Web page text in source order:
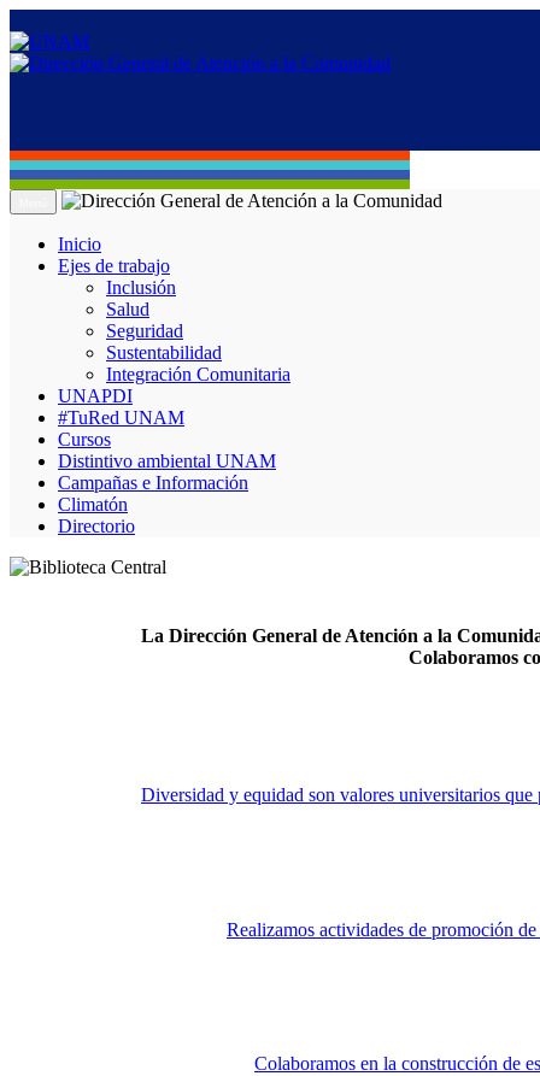
Inicio
Ejes de trabajo
Inclusión
Salud
Seguridad
Sustentabilidad
Integración Comunitaria
UNAPDI
#TuRed UNAM
Cursos
Distintivo ambiental UNAM
Campañas e Información
Climatón
Directorio
La Dirección General de Atención a la
Colaboramos
Diversidad y equidad son valores universitarios que
Realizamos actividades de promoción
Colaboramos en la construcción de